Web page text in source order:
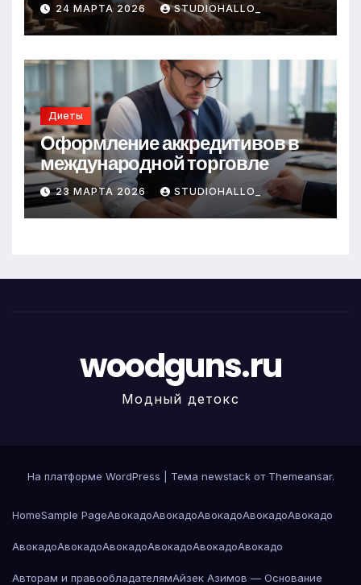
24 МАРТА 2026 STUDIOHALLO_
Диеты
Оформление аккредитивов в
международной торговле
23 МАРТА 2026 STUDIOHALLO_
woodguns.ru
Модный детокс
На платформе WordPress Тема newstack от Themeansar.
HomeSample PageАвокадоАвокадоАвокадоАвокадоАвокадо
АвокадоАвокадоАвокадоАвокадоАвокадоАвокадо
Авторам и правообладателямАйзек Азимов — Основание